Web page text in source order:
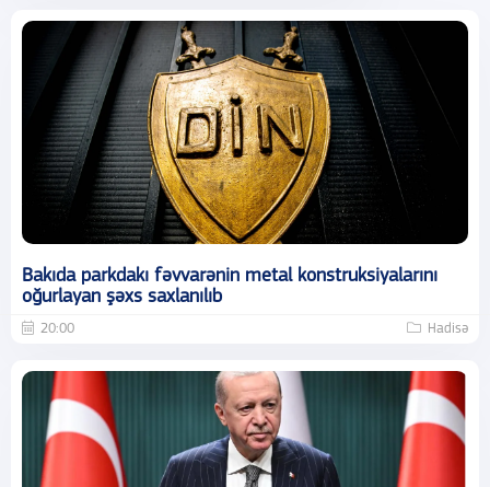
Bakıda parkdakı fəvvarənin metal konstruksiyalarını
oğurlayan şəxs saxlanılıb
20:00 Hadisə